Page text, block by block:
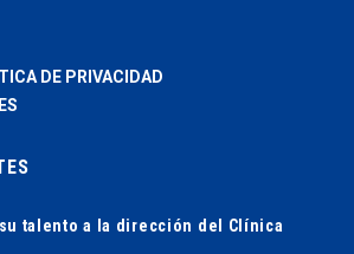
DE PRIVACIDAD
talento a la dirección del Clínica